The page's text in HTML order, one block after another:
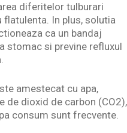
diferitelor tulburari
flatulenta. In plus, solutia
ca un bandaj
stomac si previne refluxul
amestecat cu apa,
de dioxid de carbon (CO2),
consum sunt frecvente.